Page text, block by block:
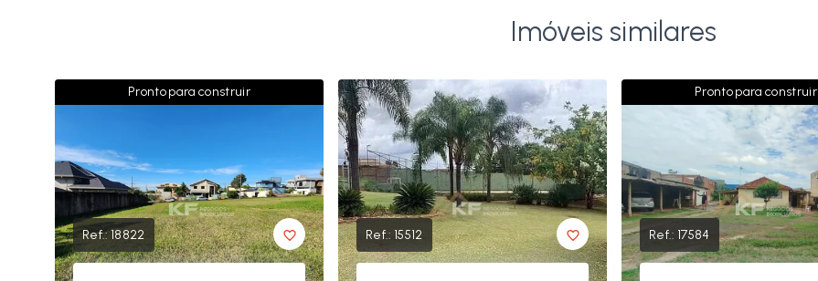
Imóveis similares
Pronto para construir
Ref.: 18822 Ref.: 15512
Pronto para construir
Ref.: 17584